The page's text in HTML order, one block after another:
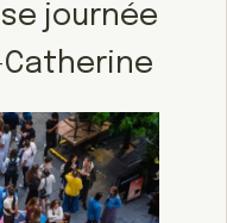
journée